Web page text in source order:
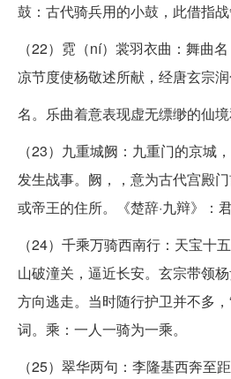
鼓：古代骑兵用的小鼓，此借指战
（22）霓（ní）裳羽衣曲：舞曲
凉节度使杨敬述所献，经唐玄宗
名。乐曲着意表现虚无缥缈的仙境
（23）九重城阙：九重门的京城
发生战事。阙，，意为古代宫殿
或帝王的住所。《楚辞·九辩》：
（24）千乘万骑西南行：天宝十
山破潼关，逼近长安。玄宗带领
方向逃走。当时随行护卫并不多，
词。乘：一人一骑为一乘。
（25）翠华两句：李隆基西奔至